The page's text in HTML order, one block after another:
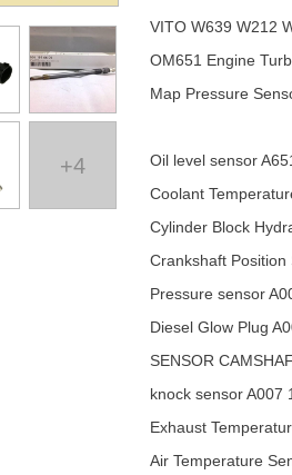
+4
VITO W639 W212
OM651 Engine
Map Pressure
Oil level sensor
Coolant
Cylinder Block
Crankshaft
Pressure sensor
Diesel Glow Plug
SENSOR
knock sensor A007
Exhaust
Air Temperature